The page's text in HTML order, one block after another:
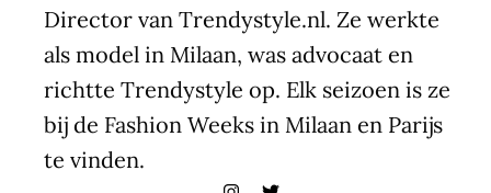
Director van Trendystyle.nl. Ze werkte
als model in Milaan, was advocaat en
richtte Trendystyle op. Elk seizoen is ze
bij de Fashion Weeks in Milaan en Parijs
te vinden.